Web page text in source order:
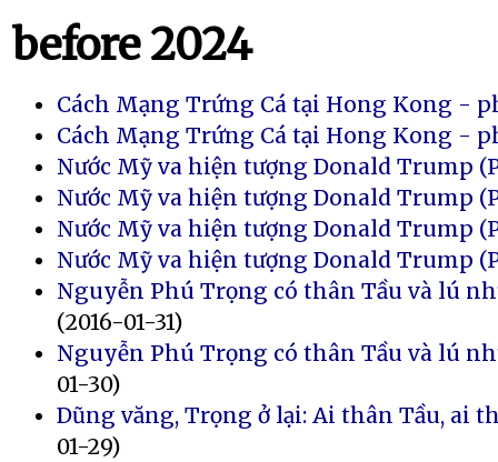
before 2024
Cách Mạng Trứng Cá tại Hong Kong -
Cách Mạng Trứng Cá tại Hong Kong -
Nước Mỹ va hiện tượng Donald Trump
Nước Mỹ va hiện tượng Donald Trump
Nước Mỹ va hiện tượng Donald Trump
Nước Mỹ va hiện tượng Donald Trump
Nguyễn Phú Trọng có thân Tầu và lú
(2016-01-31)
Nguyễn Phú Trọng có thân Tầu và lú
01-30)
Dũng văng, Trọng ở lại: Ai thân Tầu, ai
01-29)